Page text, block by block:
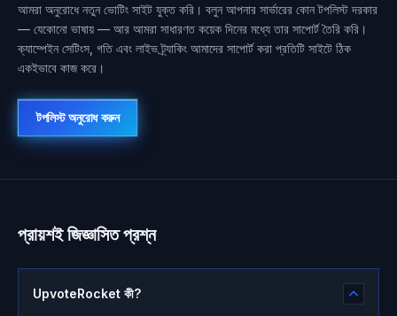
আমরা অনুরোধে নতুন ভোটিং সাইট যুক্ত করি। বলুন আপনার সার্ভারের কোন টপলিস্ট দরকার
— যেকোনো ভাষায় — আর আমরা সাধারণত কয়েক দিনের মধ্যে তার সাপোর্ট তৈরি করি।
ক্যাম্পেইন সেটিংস, গতি এবং লাইভ ট্র্যাকিং আমাদের সাপোর্ট করা প্রতিটি সাইটে ঠিক
একইভাবে কাজ করে।
টপলিস্ট অনুরোধ করুন
প্রায়শই জিজ্ঞাসিত প্রশ্ন
UpvoteRocket কী?